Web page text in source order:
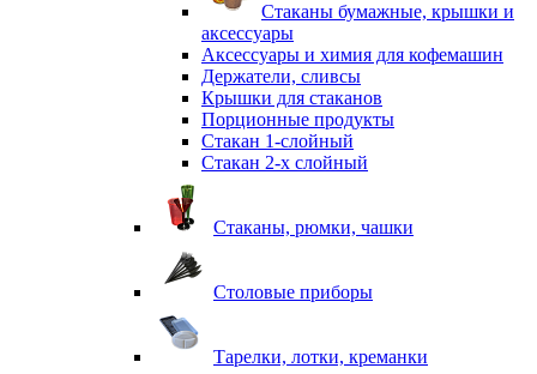
Стаканы бумажные, крышки и
аксессуары
Аксессуары и химия для кофемашин
Держатели, сливсы
Крышки для стаканов
Порционные продукты
Стакан 1-слойный
Стакан 2-х слойный
Стаканы, рюмки, чашки
Столовые приборы
Тарелки, лотки, креманки